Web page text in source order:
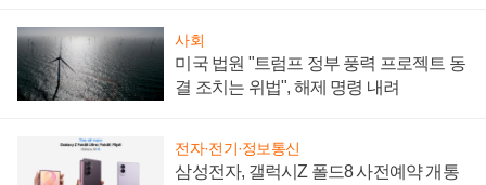
사회
미국 법원 "트럼프 정부 풍력 프로젝트 동
결 조치는 위법", 해제 명령 내려
전자·전기·정보통신
삼성전자, 갤럭시Z 폴드8 사전예약 개통